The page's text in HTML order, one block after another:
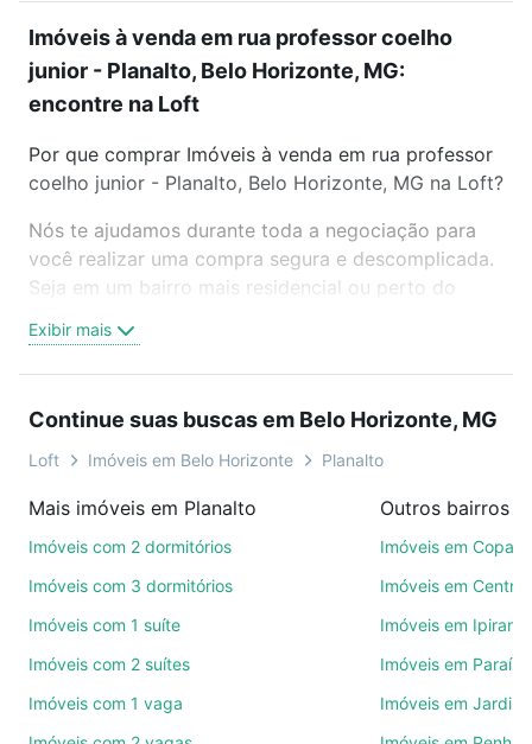
Imóveis à venda em rua professor coelho
junior - Planalto, Belo Horizonte, MG:
encontre na Loft
Por que comprar Imóveis à venda em rua professor
coelho junior - Planalto, Belo Horizonte, MG na Loft?
Nós te ajudamos durante toda a negociação para
você realizar uma compra segura e descomplicada.
Seja em um bairro mais residencial ou perto do
oferta ideal de Imóveis à venda em rua professor
coelho junior - Planalto, Belo Horizonte, MG para
ou por videochamada, é grátis, sem compromisso e
você ainda conta com mais de 46 mil corretores e
de imóveis.
ruas, bairros e até condomínios favoritos. Você
também pode usar os filtros como quantidade de
quartos, suítes, com ou sem vaga de garagem para
Exibir mais
Continue suas buscas em Belo Horizonte, MG
Loft Imóveis em Belo Horizonte Planalto
Mais imóveis em Planalto
Imóveis com 2 dormitórios
Imóveis com 3 dormitórios
Imóveis com 1 suíte
Imóveis com 2 suítes
Imóveis com 1 vaga
Imóveis em
Imóveis em Centro
Imóveis em
Imóveis em Paraíso
Imóveis em Jardim